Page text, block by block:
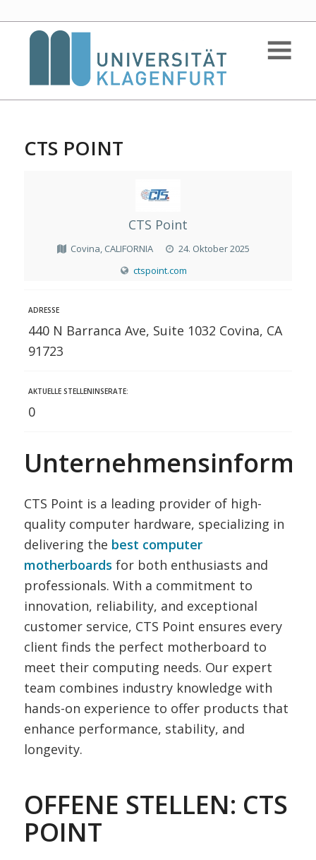
CTS POINT
CTS Point
Covina, CALIFORNIA
24. Oktober 2025
ctspoint.com
ADRESSE
440 N Barranca Ave, Suite 1032 Covina, CA
91723
AKTUELLE STELLENINSERATE:
0
CTS Point is a leading provider of high-
quality computer hardware, specializing in
delivering the best computer
motherboards for both enthusiasts and
professionals. With a commitment to
innovation, reliability, and exceptional
customer service, CTS Point ensures every
client finds the perfect motherboard to
meet their computing needs. Our expert
team combines industry knowledge with
hands-on experience to offer products that
enhance performance, stability, and
longevity.
OFFENE STELLEN: CTS
POINT